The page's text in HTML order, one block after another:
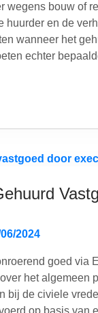
wegens bouw of
huurder en de
wanneer het
echter
2024
goed via
het algemeen
bij de civiele
op basis van